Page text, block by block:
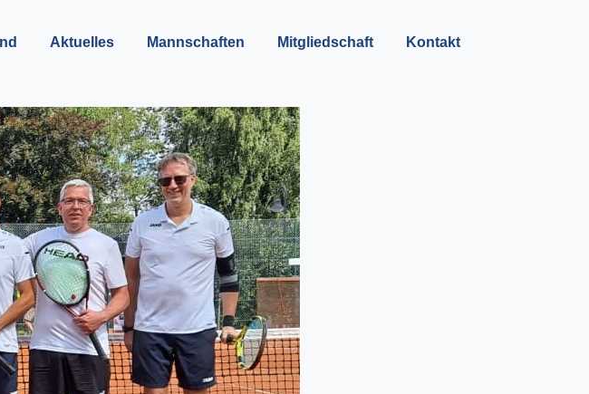
Aktuelles Mannschaften Mitgliedschaft Kontakt